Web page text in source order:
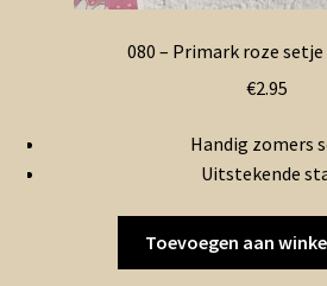
080 – Primark roze
€2.95
Handig zomers
Uitstekende
Toevoegen aan